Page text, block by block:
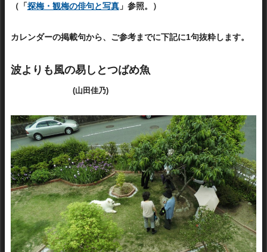
（「探梅・観梅の俳句と写真」参照。）
カレンダーの掲載句から、ご参考までに下記に1句抜粋します。
波よりも風の易しとつばめ魚
(山田佳乃)